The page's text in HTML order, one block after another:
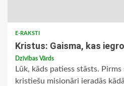
E-RAKSTI
Kristus: Gaisma, kas
Dzīvības Vārds
Lūk, kāds patiess stāsts.
kristiešu misionāri ieradās